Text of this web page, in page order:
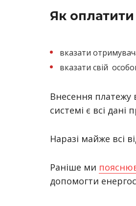
Як
вказати
вказати свій
Внесення платежу
системі є всі дані
Наразі майже всі
Раніше ми
допомогти